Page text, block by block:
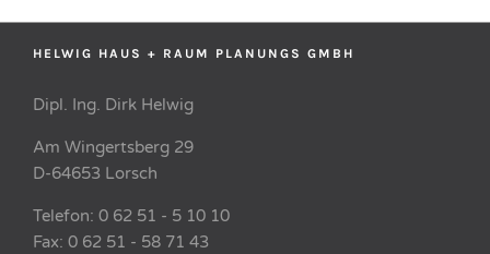
HELWIG HAUS + RAUM PLANUNGS GMBH
Dipl. Ing. Dirk Helwig
Am Wingertsberg 29
D-64653 Lorsch
Telefon: 0 62 51 - 5 10 10
Fax: 0 62 51 - 58 71 43